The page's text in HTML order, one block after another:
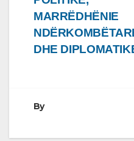
MARRËDHËNIE
DHE
By